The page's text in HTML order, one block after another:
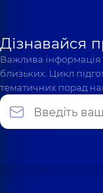
Дізнавайся
Важлива інформація
близьких. Цикл
тематичних порад